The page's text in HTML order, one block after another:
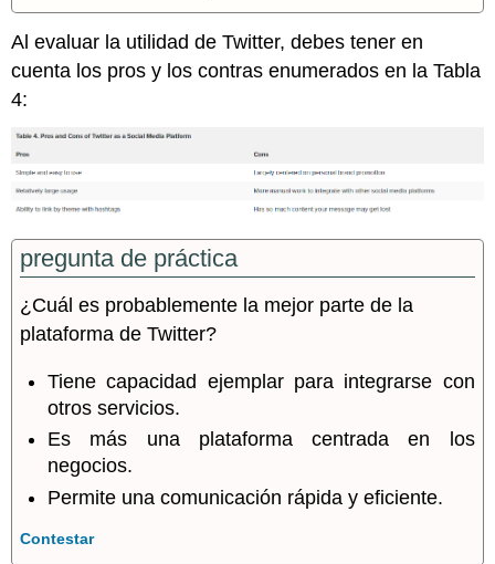
Al evaluar la utilidad de Twitter, debes tener en
cuenta los pros y los contras enumerados en la Tabla
4:
pregunta de práctica
¿Cuál es probablemente la mejor parte de la
plataforma de Twitter?
Tiene capacidad ejemplar para integrarse con
otros servicios.
Es más una plataforma centrada en los
negocios.
Permite una comunicación rápida y eficiente.
Contestar